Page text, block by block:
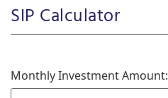
SIP Calculator
Monthly Investment Amount: